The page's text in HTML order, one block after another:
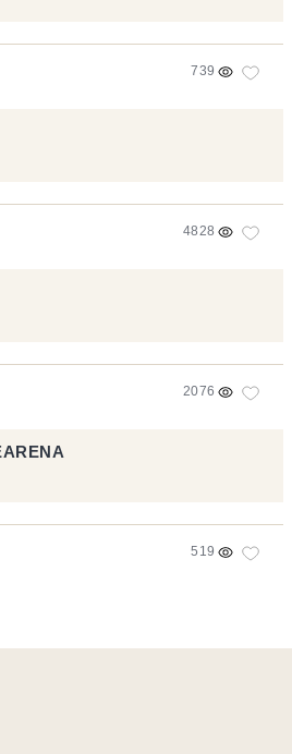
739
4828
2076
519